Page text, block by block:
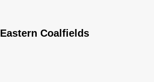
Coalfields